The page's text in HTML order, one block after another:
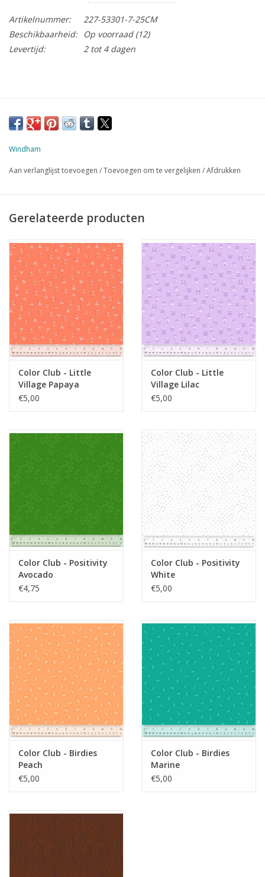
Artikelnummer:
227-53301-7-25CM
Beschikbaarheid:
Op voorraad(12)
Levertijd:
2 tot 4 dagen
Windham
Aan verlanglijst toevoegen /Toevoegen om te vergelijken /Afdrukken
Gerelateerde producten
Color Club - Little
Village Papaya
€5,00
Color Club - Little
Village Lilac
€5,00
Color Club - Positivity
Avocado
€4,75
Color Club - Positivity
White
€5,00
Color Club - Birdies
Peach
€5,00
Color Club - Birdies
Marine
€5,00